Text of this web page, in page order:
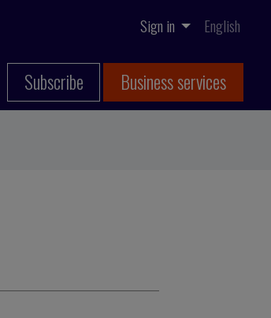
Sign in English
Subscribe Business services